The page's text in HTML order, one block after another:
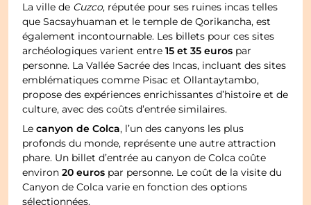
La ville de Cuzco, réputée pour ses ruines incas telles
que Sacsayhuaman et le temple de Qorikancha, est
également incontournable. Les billets pour ces sites
archéologiques varient entre15 et 35 euros par
personne. La Vallée Sacrée des Incas, incluant des sites
emblématiques comme Pisac et Ollantaytambo,
propose des expériences enrichissantes d’histoire et de
culture, avec des coûts d’entrée similaires.
Lecanyon de Colca, l’un des canyons les plus
profonds du monde, représente une autre attraction
phare. Un billet d’entrée au canyon de Colca coûte
environ20 euros par personne. Le coût de la visite du
Canyon de Colca varie en fonction des options